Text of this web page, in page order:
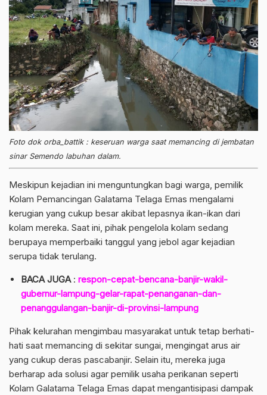
Foto dok orba_battik : keseruan warga saat memancing di jembatan
sinar Semendo labuhan dalam.
Meskipun kejadian ini menguntungkan bagi warga, pemilik
Kolam Pemancingan Galatama Telaga Emas mengalami
kerugian yang cukup besar akibat lepasnya ikan-ikan dari
kolam mereka. Saat ini, pihak pengelola kolam sedang
berupaya memperbaiki tanggul yang jebol agar kejadian
serupa tidak terulang.
BACA JUGA: respon-cepat-bencana-banjir-wakil-
gubernur-lampung-gelar-rapat-penanganan-dan-
penanggulangan-banjir-di-provinsi-lampung
Pihak kelurahan mengimbau masyarakat untuk tetap berhati-
hati saat memancing di sekitar sungai, mengingat arus air
yang cukup deras pascabanjir. Selain itu, mereka juga
berharap ada solusi agar pemilik usaha perikanan seperti
Kolam Galatama Telaga Emas dapat mengantisipasi dampak